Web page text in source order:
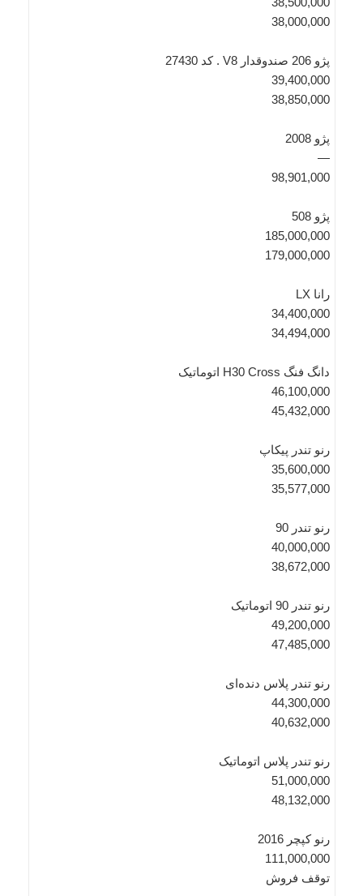
38,000,000
پژو 206 صندوقدار V8 . کد 27430
39,400,000
38,850,000
پژو 2008
—
98,901,000
پژو 508
185,000,000
179,000,000
رانا LX
34,400,000
34,494,000
دانگ فنگ H30 Cross اتوماتیک
46,100,000
45,432,000
رنو تندر پیکاپ
35,600,000
35,577,000
رنو تندر 90
40,000,000
38,672,000
رنو تندر 90 اتوماتیک
49,200,000
47,485,000
رنو تندر پلاس دنده‌ای
44,300,000
40,632,000
رنو تندر پلاس اتوماتیک
51,000,000
48,132,000
رنو کپچر 2016
111,000,000
توقف فروش